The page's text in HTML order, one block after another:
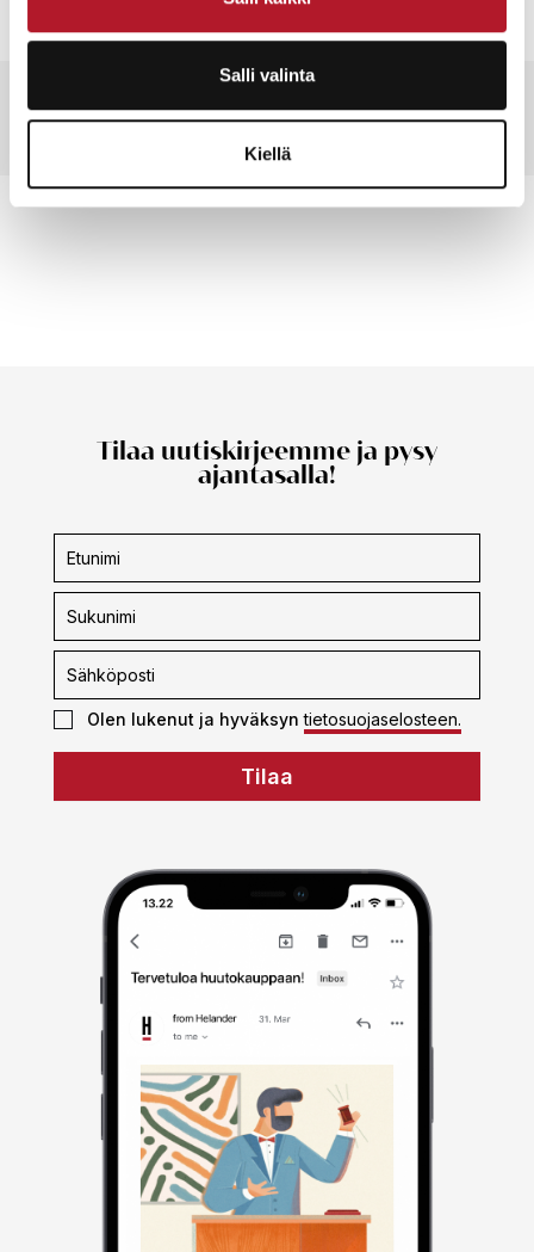
Salli valinta
Kiellä
Tilaa uutiskirjeemme ja pysy
ajantasalla!
Uutiskirjeen
tilaus
Olen lukenut ja hyväksyntietosuojaselosteen.
Tilaa